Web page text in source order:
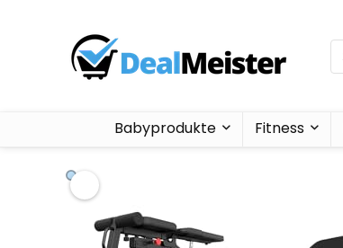
Babyprodukte Fitness